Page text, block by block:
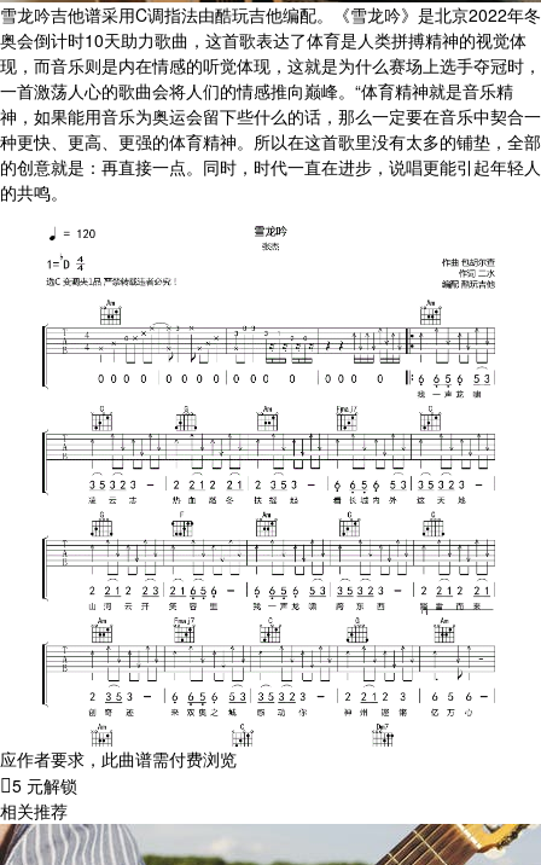
雪龙吟吉他谱采用C调指法由酷玩吉他编配。《雪龙吟》是北京2022年冬
奥会倒计时10天助力歌曲，这首歌表达了体育是人类拼搏精神的视觉体
现，而音乐则是内在情感的听觉体现，这就是为什么赛场上选手夺冠时，
一首激荡人心的歌曲会将人们的情感推向巅峰。“体育精神就是音乐精
神，如果能用音乐为奥运会留下些什么的话，那么一定要在音乐中契合一
种更快、更高、更强的体育精神。所以在这首歌里没有太多的铺垫，全部
的创意就是：再直接一点。同时，时代一直在进步，说唱更能引起年轻人
的共鸣。
应作者要求，此曲谱需付费浏览
5 元解锁
相关推荐